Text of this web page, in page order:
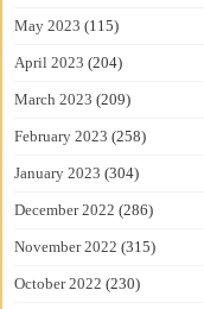
May 2023 (115)
April 2023 (204)
March 2023 (209)
February 2023 (258)
January 2023 (304)
December 2022 (286)
November 2022 (315)
October 2022 (230)